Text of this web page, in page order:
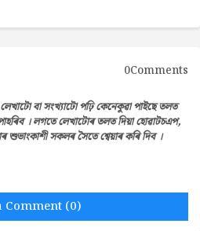
0Comments
বা সংখ্যাটো পঢ়ি কেনেকুৱা পাইছে তলত
। লগতে লেখাটোৰ তলত দিয়া হোৱাটচএপ,
সকলৰ সৈতে শ্বেয়াৰ কৰি দিব ।
Comment (0)